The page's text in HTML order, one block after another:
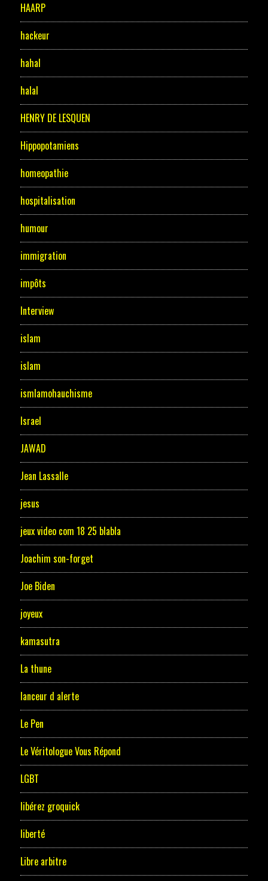
HAARP
hackeur
hahal
halal
HENRY DE LESQUEN
Hippopotamiens
homeopathie
hospitalisation
humour
immigration
impôts
Interview
islam
islam
ismlamohauchisme
Israel
JAWAD
Jean Lassalle
jesus
jeux video com 18 25 blabla
Joachim son-forget
Joe Biden
joyeux
kamasutra
La thune
lanceur d alerte
Le Pen
Le Véritologue Vous Répond
LGBT
libérez groquick
liberté
Libre arbitre